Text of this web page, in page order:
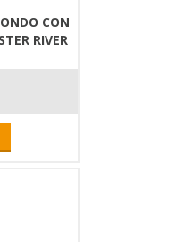
CON
RIVER